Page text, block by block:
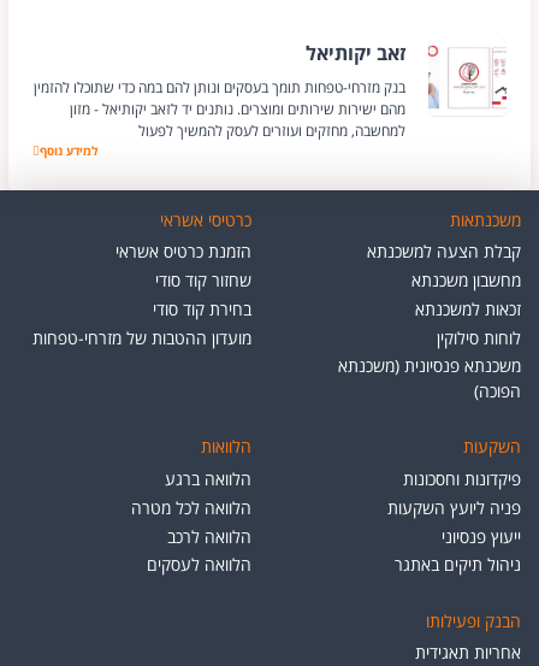
זאב יקותיאל
בנק מזרחי-טפחות תומך בעסקים ונותן להם במה כדי שתוכלו להזמין
מהם ישירות שירותים ומוצרים. נותנים יד לזאב יקותיאל - מזון
למחשבה, מחזקים ועוזרים לעסק להמשיך לפעול
זאב יקותיאל
למידע נוסף
משכנתאות
קבלת הצעה למשכנתא
מחשבון משכנתא
זכאות למשכנתא
לוחות סילוקין
משכנתא פנסיונית (משכנתא
הפוכה)
כרטיסי אשראי
הזמנת כרטיס אשראי
שחזור קוד סודי
בחירת קוד סודי
מועדון ההטבות של מזרחי-טפחות
השקעות
פיקדונות וחסכונות
פניה ליועץ השקעות
ייעוץ פנסיוני
ניהול תיקים באתגר
הלוואות
הלוואה ברגע
הלוואה לכל מטרה
הלוואה לרכב
הלוואה לעסקים
הבנק ופעילותו
אחריות תאגידית